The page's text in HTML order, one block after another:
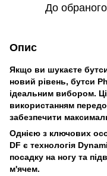
До обраного
Опис
Якщо ви шукаєте
новий рівень, бутси
ідеальним вибором.
використанням
забезпечити
Однією з ключових
DF є технологія
посадку на ногу та
м'ячем.